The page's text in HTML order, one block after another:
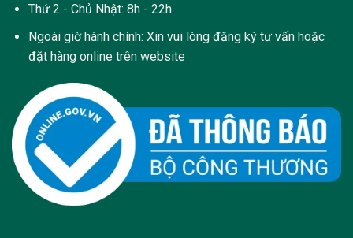
Thứ 2 - Chủ Nhật: 8h - 22h
Ngoài giờ hành chính: Xin vui lòng đăng ký tư vấn hoặc
đặt hàng online trên website